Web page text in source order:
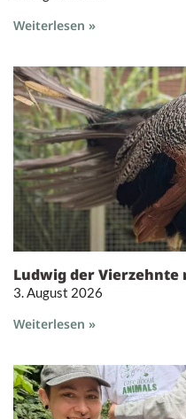
Weiterlesen »
Ludwig der
3. August 2026
Weiterlesen »